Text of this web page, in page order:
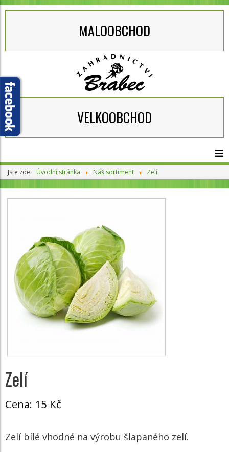
MALOOBCHOD
VELKOOBCHOD
≡
Jste zde: Úvodní stránka Náš sortiment Zelí
Zelí
Cena: 15 Kč
Zelí bílé vhodné na výrobu šlapaného zelí.